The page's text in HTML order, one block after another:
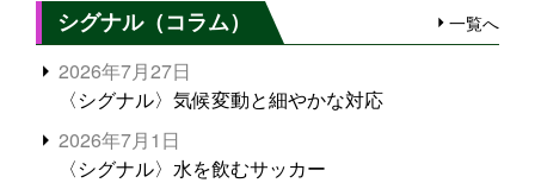
シグナル（コラム） 一覧へ
2026年7月27日
〈シグナル〉気候変動と細やかな対応
2026年7月1日
〈シグナル〉水を飲むサッカー